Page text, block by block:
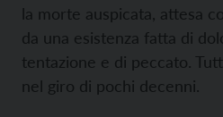
la morte auspicata, attesa
da una esistenza fatta di
tentazione e di peccato.
nel giro di pochi decenni.